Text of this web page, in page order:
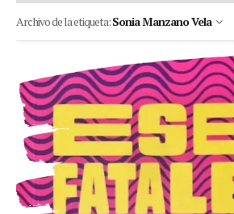
Archivo de la etiqueta:Sonia Manzano Vela